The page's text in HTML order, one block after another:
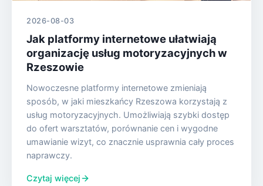
2026-08-03
Jak platformy internetowe ułatwiają
organizację usług motoryzacyjnych w
Rzeszowie
Nowoczesne platformy internetowe zmieniają
sposób, w jaki mieszkańcy Rzeszowa korzystają z
usług motoryzacyjnych. Umożliwiają szybki dostęp
do ofert warsztatów, porównanie cen i wygodne
umawianie wizyt, co znacznie usprawnia cały proces
naprawczy.
Czytaj więcej